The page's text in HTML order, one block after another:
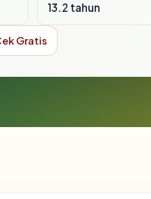
13.2 tahun
Gratis